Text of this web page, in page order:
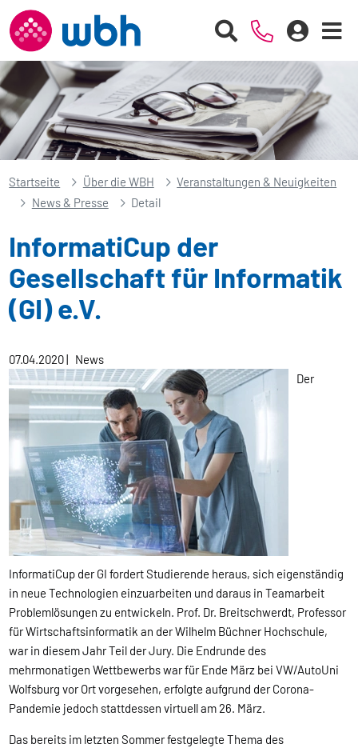
Startseite Über die WBH
Veranstaltungen & Neuigkeiten
News & Presse
Detail
InformatiCup der
Gesellschaft für Informatik
(GI) e.V.
07.04.2020| News
Der
InformatiCup der GI fordert Studierende heraus, sich eigenständig
in neue Technologien einzuarbeiten und daraus in Teamarbeit
Problemlösungen zu entwickeln. Prof. Dr. Breitschwerdt, Professor
für Wirtschaftsinformatik an der Wilhelm Büchner Hochschule,
war in diesem Jahr Teil der Jury. Die Endrunde des
mehrmonatigen Wettbewerbs war für Ende März bei VW/AutoUni
Wolfsburg vor Ort vorgesehen, erfolgte aufgrund der Corona-
Pandemie jedoch stattdessen virtuell am 26. März.
Das bereits im letzten Sommer festgelegte Thema des